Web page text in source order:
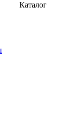
Каталог